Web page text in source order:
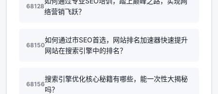
68128
络营销飞跃？
68150
如何通过市SEO首选，网站排名加速器快速提升
网站在搜索引擎中的排名？
68156
搜索引擎优化核心秘籍有哪些，能一次性大揭秘
吗？